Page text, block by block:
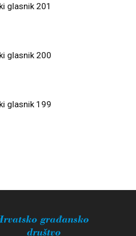
glasnik 201
glasnik 200
glasnik 199